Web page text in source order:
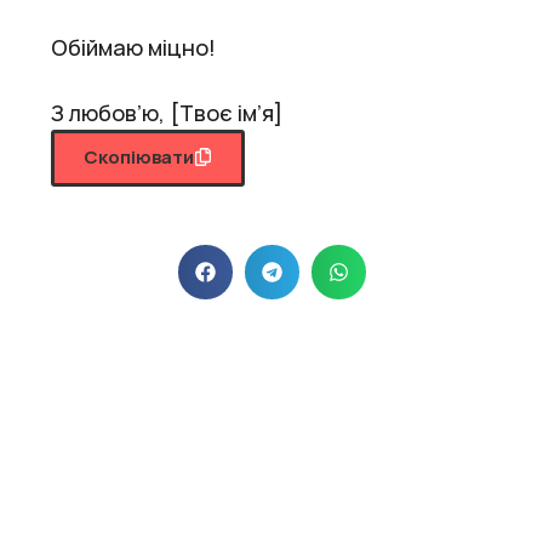
Обіймаю міцно!
З любов’ю, [Твоє ім’я]
Скопіювати